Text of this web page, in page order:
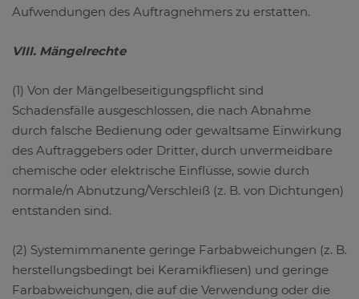
Aufwendungen des Auftragnehmers zu erstatten.
VIII. Mängelrechte
(1) Von der Mängelbeseitigungspflicht sind
Schadensfälle ausgeschlossen, die nach Abnahme
durch falsche Bedienung oder gewaltsame Einwirkung
des Auftraggebers oder Dritter, durch unvermeidbare
chemische oder elektrische Einflüsse, sowie durch
normale/n Abnutzung/Verschleiß (z. B. von Dichtungen)
entstanden sind.
(2) Systemimmanente geringe Farbabweichungen (z. B.
herstellungsbedingt bei Keramikfliesen) und geringe
Farbabweichungen, die auf die Verwendung oder die